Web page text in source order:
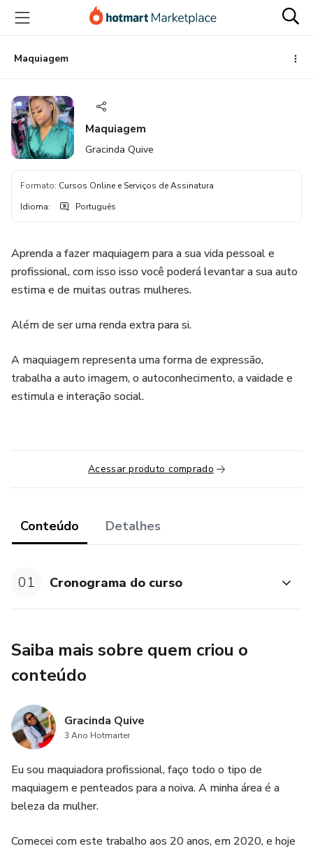
para
conteúdo
principal
para
pagamento
para
rodapé
Maquiagem
Maquiagem
Gracinda Quive
Formato: Cursos Online e Serviços de Assinatura
Idioma: Português
Aprenda a fazer maquiagem para a sua vida pessoal e
profissional, com isso isso você poderá levantar a sua auto
estima e de muitas outras mulheres.
Além de ser uma renda extra para si.
A maquiagem representa uma forma de expressão,
trabalha a auto imagem, o autoconhecimento, a vaidade e
estimula e interação social.
Acessar produto comprado
Conteúdo Detalhes
01 Cronograma do curso
Saiba mais sobre quem criou o
conteúdo
Gracinda Quive
3 Ano Hotmarter
Eu sou maquiadora profissional, faço todo o tipo de
maquiagem e penteados para a noiva. A minha área é a
beleza da mulher.
Comecei com este trabalho aos 20 anos, em 2020, e hoje